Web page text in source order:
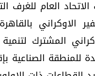
العام للغرف
الاوكراني
المشترك
للمنطقة الصناعية